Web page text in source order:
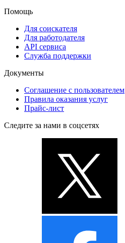
Помощь
Для соискателя
Для работодателя
API сервиса
Служба поддержки
Документы
Соглашение с пользователем
Правила оказания услуг
Прайс-лист
Следите за нами в соцсетях